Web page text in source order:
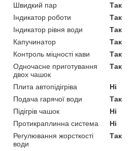
Швидкий пар
Так
Індикатор роботи
Так
Індикатор рівня води
Так
Капучинатор
Так
Контроль міцності кави
Так
Одночасне приготування
двох чашок
Так
Плита автопідігріва
Ні
Подача гарячої води
Так
Підігрів чашок
Ні
Протикраплинна система
Ні
Регулювання жорсткості
води
Так